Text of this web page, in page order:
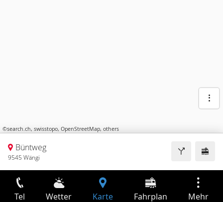
©search.ch, swisstopo, OpenStreetMap, others
Büntweg
9545 Wängi
Tel Wetter Karte Fahrplan Mehr